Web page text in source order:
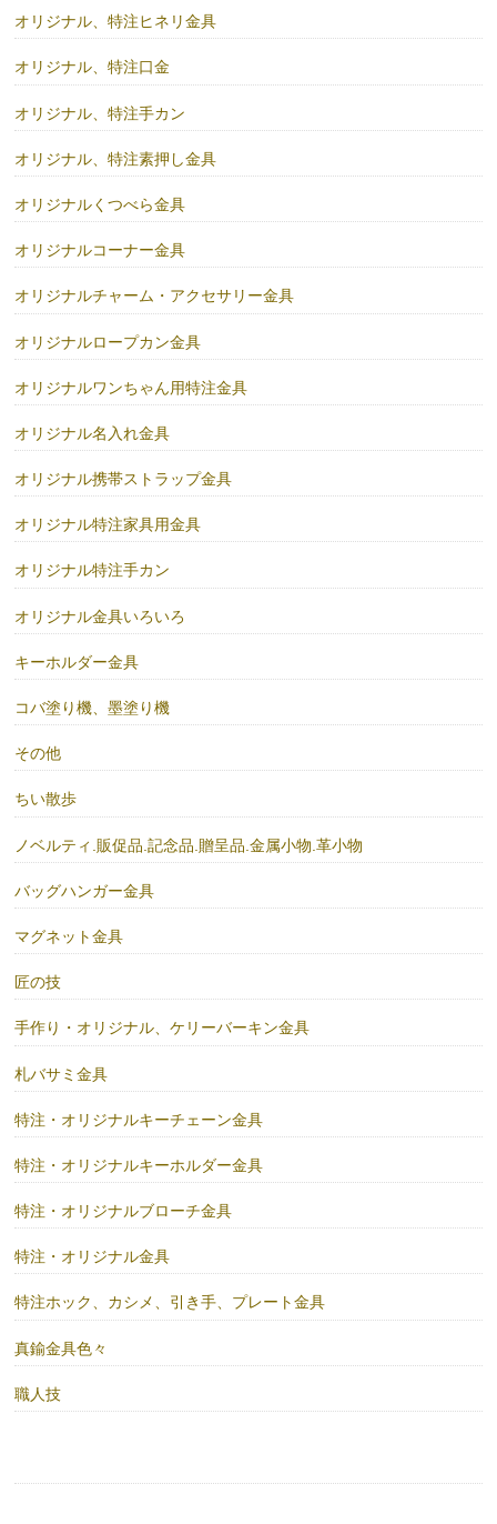
オリジナル、特注ヒネリ金具
オリジナル、特注口金
オリジナル、特注手カン
オリジナル、特注素押し金具
オリジナルくつべら金具
オリジナルコーナー金具
オリジナルチャーム・アクセサリー金具
オリジナルロープカン金具
オリジナルワンちゃん用特注金具
オリジナル名入れ金具
オリジナル携帯ストラップ金具
オリジナル特注家具用金具
オリジナル特注手カン
オリジナル金具いろいろ
キーホルダー金具
コバ塗り機、墨塗り機
その他
ちい散歩
ノベルティ.販促品.記念品.贈呈品.金属小物.革小物
バッグハンガー金具
マグネット金具
匠の技
手作り・オリジナル、ケリーバーキン金具
札バサミ金具
特注・オリジナルキーチェーン金具
特注・オリジナルキーホルダー金具
特注・オリジナルブローチ金具
特注・オリジナル金具
特注ホック、カシメ、引き手、プレート金具
真鍮金具色々
職人技